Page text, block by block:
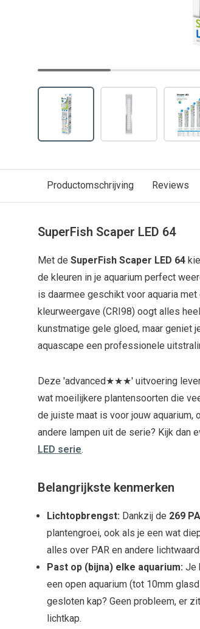
Productomschrijving Reviews
SuperFish Scaper LED 64
Met de SuperFish Scaper LED 64
de kleuren in je aquarium perfect
is daarmee geschikt voor aquaria
kleurweergave (CRI98) oogt alles
kunstmatige gele gloed, maar geniet
aquascape een professionele
Deze 'advanced★★★' uitvoering
wat moeilijkere plantensoorten die
de juiste maat is voor jouw
andere lampen uit de serie? Kijk dan
LED serie.
Belangrijkste kenmerken
Lichtopbrengst: Dankzij de 269
plantengroei, ook als je een wat
alles over PAR en andere
Past op (bijna) elke aquarium: Je
een open aquarium (tot 10mm
gesloten kap? Geen probleem, er
lichtkap.